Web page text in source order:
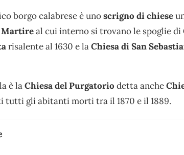
borgo calabrese è unoscrigno di chiese
Martireal cui interno si trovano le spoglie di
risalente al 1630 e laChiesa di San
è laChiesa del Purgatorio detta anche
tutti gli abitanti morti tra il 1870 e il 1889.